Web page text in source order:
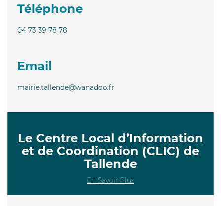
Téléphone
04 73 39 78 78
Email
mairie.tallende@wanadoo.fr
Le Centre Local d’Information
et de Coordination (CLIC) de
Tallende
En Savoir Plus